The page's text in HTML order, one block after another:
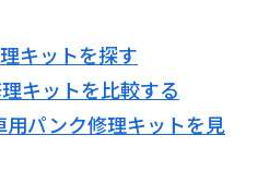
キットを探す
キットを比較する
パンク修理キットを見